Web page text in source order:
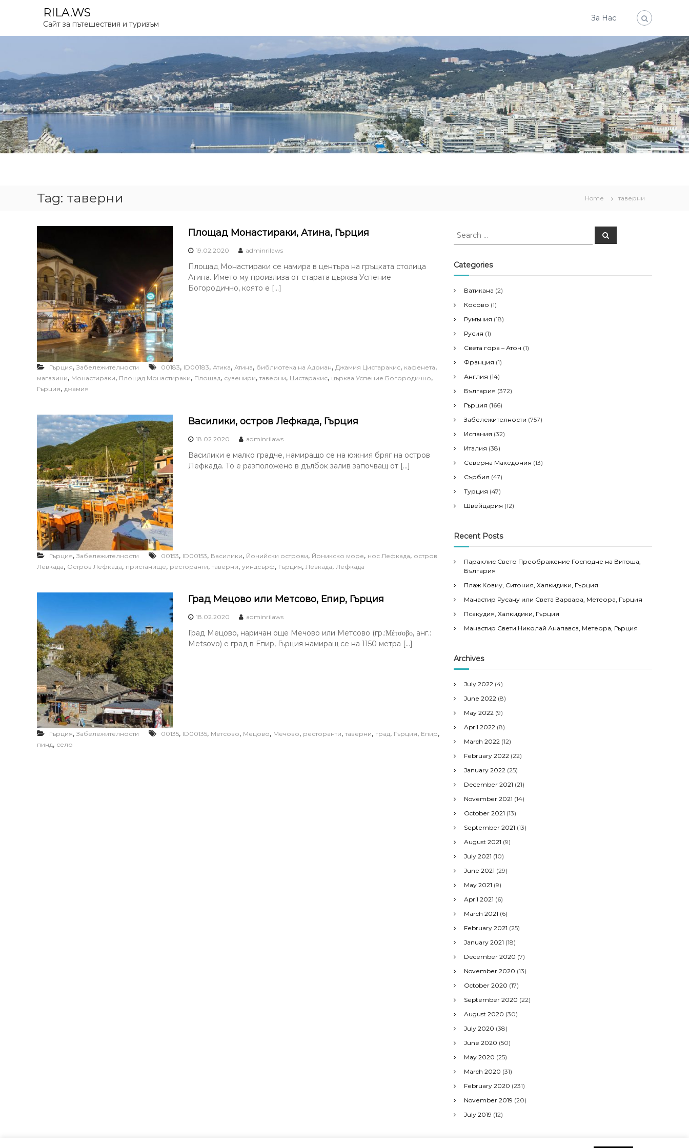
p
c
o
n
t
e
n
t
RILA.WS
Сайт за пътешествия и туризъм
За Нас
Tag: таверни Home таверни
Площад Монастираки, Атина, Гърция
19.02.2020 adminrilaws
Площад Монастираки се намира в центъра на гръцката столица
Атина. Името му произлиза от старата църква Успение
Богородично, която е […]
Гърция, Забележителности 00183, ID00183, Атика, Атина, библиотека на Адриан, Джамия Цистаракис, кафенета,
магазини, Монастираки, Площад Монастираки, Площад, сувенири,таверни, Цистаракис, църква Успение Богородично,
Гърция, джамия
Василики, остров Лефкада, Гърция
18.02.2020 adminrilaws
Василики е малко градче, намиращо се на южния бряг на остров
Лефкада. То е разположено в дълбок залив започващ от […]
Гърция, Забележителности 00153, ID00153, Василики, Йонийски острови, Йоникско море, нос Лефкада, остров
Левкада, Остров Лефкада, пристанище, ресторанти,таверни, уиндсърф, Гърция, Левкада, Лефкада
Град Мецово или Метсово, Епир, Гърция
18.02.2020 adminrilaws
Град Мецово, наричан още Мечово или Метсово (гр.:Μέτσοβο, анг.:
Metsovo) е град в Епир, Гърция намиращ се на 1150 метра […]
Гърция, Забележителности 00135, ID00135, Метсово, Мецово, Мечово, ресторанти,таверни, град, Гърция, Епир,
пинд, село
S
r
c
f
o
r
S
e
Categories
Ватикана (2)
Косово (1)
Румъния (18)
Русия (1)
Света гора – Атон (1)
Франция (1)
Англия (14)
България (372)
Гърция (166)
Забележителности (757)
Испания (32)
Италия (38)
Северна Македония (13)
Сърбия (47)
Турция (47)
Швейцария (12)
Recent Posts
Параклис Свето Преображение Господне на Витоша,
България
Плаж Ковиу, Ситония, Халкидики, Гърция
Манастир Русану или Света Варвара, Метеора, Гърция
Псакудия, Халкидики, Гърция
Манастир Свети Николай Анапавса, Метеора, Гърция
Archives
July 2022 (4)
June 2022 (8)
May 2022 (9)
April 2022 (8)
March 2022 (12)
February 2022 (22)
January 2022 (25)
December 2021 (21)
November 2021 (14)
October 2021 (13)
September 2021 (13)
August 2021 (9)
July 2021 (10)
June 2021 (29)
May 2021 (9)
April 2021 (6)
March 2021 (6)
February 2021 (25)
January 2021 (18)
December 2020 (7)
November 2020 (13)
October 2020 (17)
September 2020 (22)
August 2020 (30)
July 2020 (38)
June 2020 (50)
May 2020 (25)
March 2020 (31)
February 2020 (231)
November 2019 (20)
July 2019 (12)